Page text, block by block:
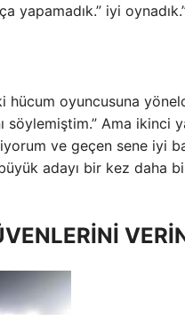
yapamadık.” iyi
hücum oyuncusuna
söylemiştim.” Ama ikinci
ve geçen sene iyi
adayı bir kez daha